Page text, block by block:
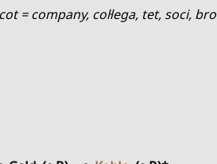
= company, col·lega, tet, soci, bro